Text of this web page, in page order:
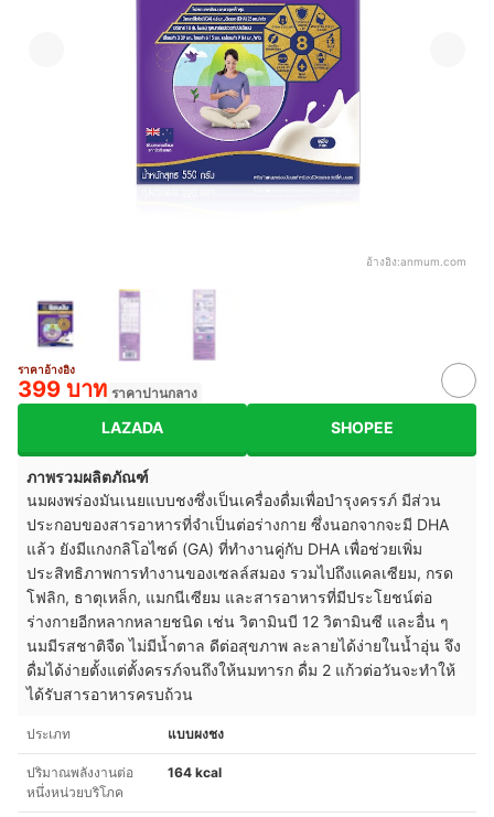
อ้างอิง:anmum.com
ราคาอ้างอิง
399 บาท ราคาปานกลาง
LAZADA SHOPEE
ภาพรวมผลิตภัณฑ์
นมผงพร่องมันเนยแบบชงซึ่งเป็นเครื่องดื่มเพื่อบำรุงครรภ์ มีส่วน
ประกอบของสารอาหารที่จำเป็นต่อร่างกาย ซึ่งนอกจากจะมี DHA
แล้ว ยังมีแกงกลิโอไซด์ (GA) ที่ทำงานคู่กับ DHA เพื่อช่วยเพิ่ม
ประสิทธิภาพการทำงานของเซลล์สมอง รวมไปถึงแคลเซียม, กรด
โฟลิก, ธาตุเหล็ก, แมกนีเซียม และสารอาหารที่มีประโยชน์ต่อ
ร่างกายอีกหลากหลายชนิด เช่น วิตามินบี 12 วิตามินซี และอื่น ๆ
นมมีรสชาติจืด ไม่มีน้ำตาล ดีต่อสุขภาพ ละลายได้ง่ายในน้ำอุ่น จึง
ดื่มได้ง่ายตั้งแต่ตั้งครรภ์จนถึงให้นมทารก ดื่ม 2 แก้วต่อวันจะทำให้
ได้รับสารอาหารครบถ้วน
ประเภท แบบผงชง
ปริมาณพลังงานต่อ
หนึ่งหน่วยบริโภค
164 kcal